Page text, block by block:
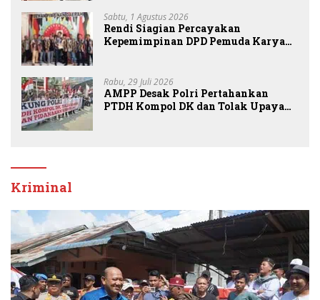
Sabtu, 1 Agustus 2026
Rendi Siagian Percayakan
Kepemimpinan DPD Pemuda Karya
Rabu, 29 Juli 2026
AMPP Desak Polri Pertahankan
PTDH Kompol DK dan Tolak Upaya
Kriminal